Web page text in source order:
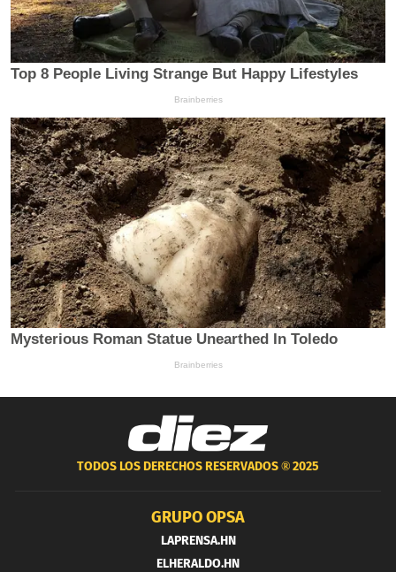
TODOS LOS DERECHOS RESERVADOS ®2025
GRUPO OPSA
LAPRENSA.HN
ELHERALDO.HN